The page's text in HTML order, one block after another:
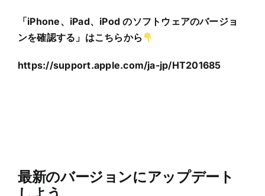
「iPhone、iPad、iPod のソフトウェアのバージョ
ンを確認する」はこちらから
https://support.apple.com/ja-jp/HT201685
最新のバージョンにアップデート